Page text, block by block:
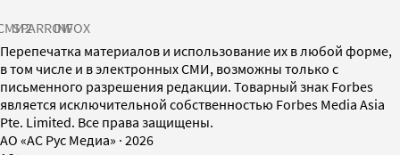
SPARROWINFOX
Перепечатка материалов и использование их в любой форме,
в том числе и в электронных СМИ, возможны только с
письменного разрешения редакции. Товарный знак Forbes
является исключительной собственностью Forbes Media Asia
Pte. Limited. Все права защищены.
AO «АС Рус Медиа» · 2026